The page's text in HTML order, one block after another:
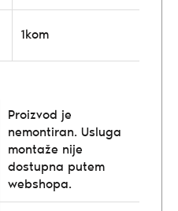
1kom
Proizvod je
nemontiran. Usluga
montaže nije
dostupna putem
webshopa.